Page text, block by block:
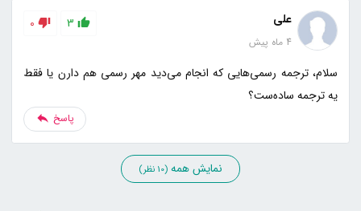
علی
4 ماه پیش
3
0
سلام، ترجمه رسمی‌هایی که انجام می‌دید مهر رسمی هم دارن یا فقط
یه ترجمه ساده‌ست؟
پاسخ
نمایش همه (10 نظر)